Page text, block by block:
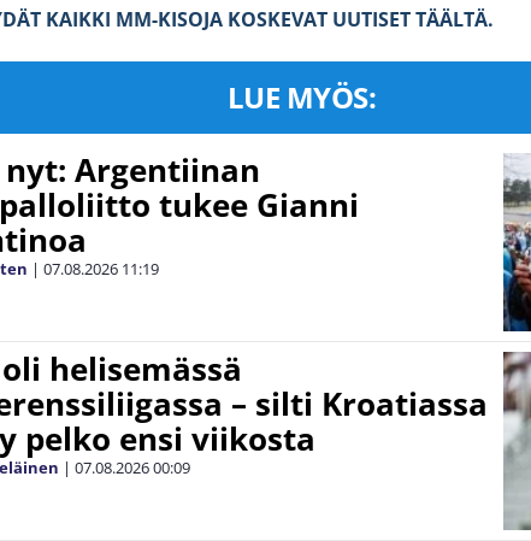
KAIKKI MM-KISOJA KOSKEVAT UUTISET TÄÄLTÄ.
LUE MYÖS:
nyt: Argentiinan
tukee Gianni
| 07.08.2026 11:19
helisemässä
– silti Kroatiassa
pelko ensi viikosta
| 07.08.202600:09